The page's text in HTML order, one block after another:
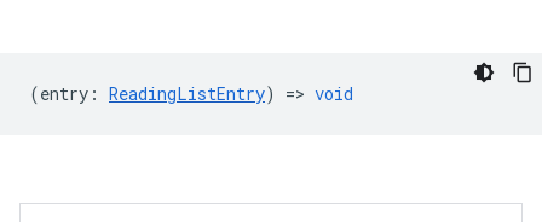
(entry : ReadingListEntry) => void